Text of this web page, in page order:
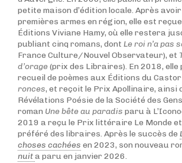
petite maison d’édition locale. Après
premières armes en région, elle est
Éditions Viviane Hamy, où elle restera
publiant cinq romans, dont Le roi n’a pas
France Culture/Nouvel Observateur), et
d’orage(prix des Libraires). En 2018, elle
recueil de poèmes aux Éditions du
ronces, et reçoit le Prix Apollinaire, ainsi
Révélations Poésie de la Société des
roman Une bête au paradis paru à
2019 a reçu le Prix littéraire Le Monde et
préféré des libraires. Après le succès de
choses cachées en 2023, son nouveau
nuita paru en janvier 2026.